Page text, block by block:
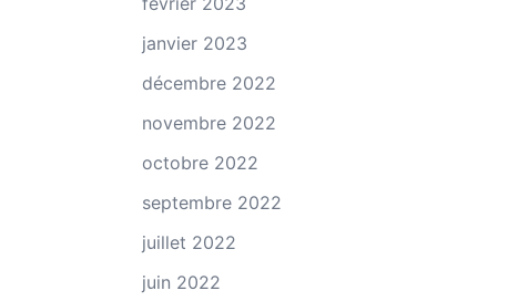
janvier 2023
décembre 2022
novembre 2022
octobre 2022
septembre 2022
juillet 2022
juin 2022